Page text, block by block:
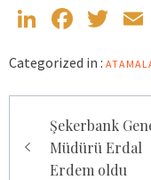
LinkedIn
Categorized in :
gezinmesi
Şekerbank
Müdürü Erdal
Erdem oldu